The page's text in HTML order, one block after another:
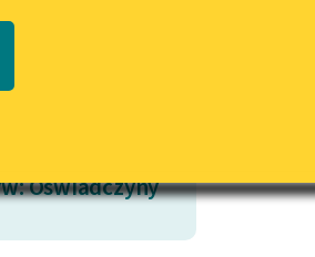
PDF
wrażliwych
Deklaracja dostępności
Oświadczyny